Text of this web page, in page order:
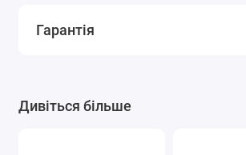
Гарантія
Дивіться більше